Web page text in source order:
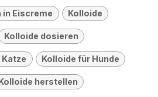
Eiscreme Kolloide
Kolloide dosieren
Kolloide für Hunde
herstellen